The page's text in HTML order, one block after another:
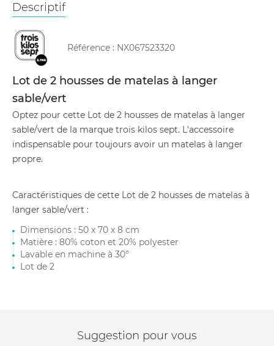
Descriptif
Référence : NX067523320
Lot de 2 housses de matelas à langer
sable/vert
Optez pour cette Lot de 2 housses de matelas à langer
sable/vert de la marque trois kilos sept. L'accessoire
indispensable pour toujours avoir un matelas à langer
propre.
Caractéristiques de cette Lot de 2 housses de matelas à
langer sable/vert :
Dimensions : 50 x 70 x 8 cm
Matière : 80% coton et 20% polyester
Lavable en machine à 30°
Lot de 2
Suggestion pour vous